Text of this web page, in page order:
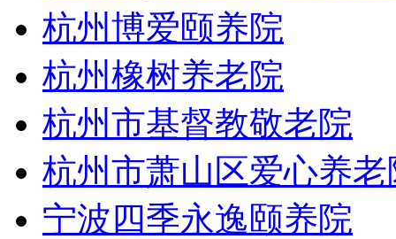
杭州博爱颐养院
杭州橡树养老院
杭州市基督教敬老院
杭州市萧山区爱心养老
宁波四季永逸颐养院